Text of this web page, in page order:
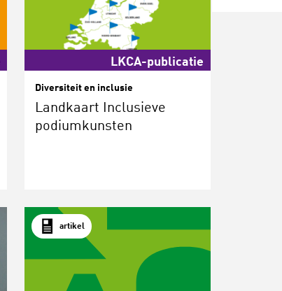
LKCA-publicatie
Diversiteit en inclusie
Landkaart Inclusieve
podiumkunsten
artikel